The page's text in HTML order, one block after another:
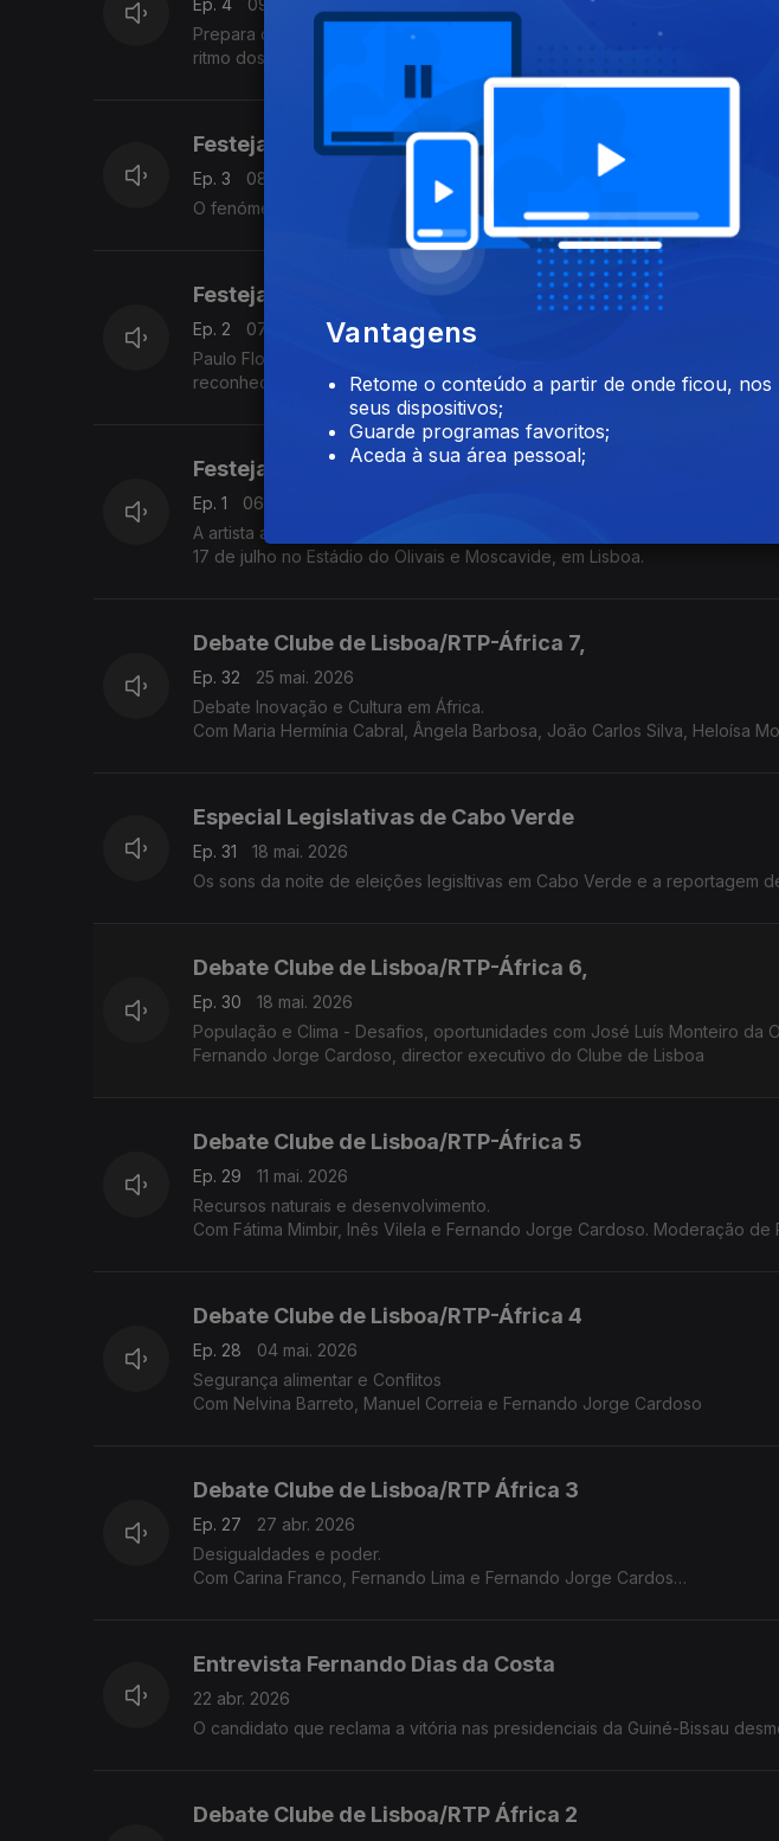
Ep. 4
09 jul. 2026
Prepara o teu melhor look, pois no dia 17 de julho, o Estádio do Olivais e
ritmo dos maiores sucessos que conquistaram milhões de fãs.
Festeja Tsunami
Ep. 3
08 jul. 2026
O fenómeno do Afro Duro, o homem que não deixa ninguém parado...
Festeja Paulo Flores
Ep. 2
07 jul. 2026
Paulo Flores é uma das maiores lendas vivas e referência incontornável
reconhecido como o principal embaixador do semba, e um dos pioneiros
Festeja Anna Joyce
Ep. 1
06 jul. 2026
A artista angolana Anna Joyce é presença confirmada na primeira edição
17 de julho no Estádio do Olivais e Moscavide, em Lisboa.
Debate Clube de Lisboa/RTP-África 7,
Ep. 32
25 mai. 2026
Debate Inovação e Cultura em África.
Com Maria Hermínia Cabral, Ângela Barbosa, João Carlos Silva, Heloísa
Especial Legislativas de Cabo Verde
Ep. 31
18 mai. 2026
Os sons da noite de eleições legisltivas em Cabo Verde e a reportagem
Debate Clube de Lisboa/RTP-África 6,
Ep. 30
18 mai. 2026
População e Clima - Desafios, oportunidades com José Luís Monteiro da OIKOS, Miguel de Barros da Tiniguena e
Fernando Jorge Cardoso, director executivo do Clube de Lisboa
Debate Clube de Lisboa/RTP-África 5
Ep. 29
11 mai. 2026
Recursos naturais e desenvolvimento.
Com Fátima Mimbir, Inês Vilela e Fernando Jorge Cardoso. Moderação de
Debate Clube de Lisboa/RTP-África 4
Ep. 28
04 mai. 2026
Segurança alimentar e Conflitos
Com Nelvina Barreto, Manuel Correia e Fernando Jorge Cardoso
Debate Clube de Lisboa/RTP África 3
Ep. 27
27 abr. 2026
Desigualdades e poder.
Com Carina Franco, Fernando Lima e Fernando Jorge Cardoso.
Entrevista Fernando Dias da Costa
22 abr. 2026
O candidato que reclama a vitória nas presidenciais da Guiné-Bissau
Debate Clube de Lisboa/RTP África 2
Vantagens
Retome o conteúdo a partir de onde ficou, nos
seus dispositivos;
Guarde programas favoritos;
Aceda à sua área pessoal;